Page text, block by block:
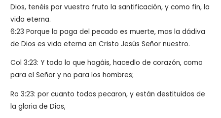
Dios, tenéis por vuestro fruto la santificación, y como fin, la
vida eterna.
6:23 Porque la paga del pecado es muerte, mas la dádiva
de Dios es vida eterna en Cristo Jesús Señor nuestro.
Col 3:23: Y todo lo que hagáis, hacedlo de corazón, como
para el Señor y no para los hombres;
Ro 3:23: por cuanto todos pecaron, y están destituidos de
la gloria de Dios,